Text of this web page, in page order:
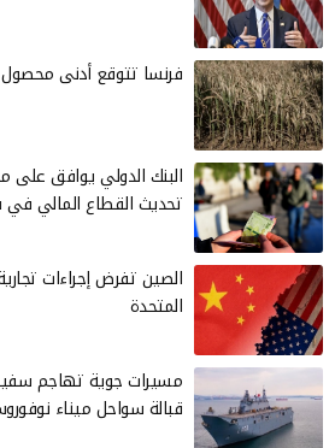
فرنسا تتوقع أدنى محصول
تحديث القطاع المالي في
الصين تفرض إجراءات
المتحدة
مسيرات جوية تهاجم
قبالة سواحل ميناء